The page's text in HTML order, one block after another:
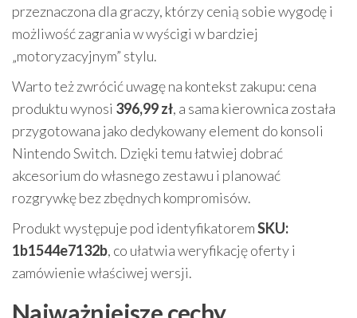
przeznaczona dla graczy, którzy cenią sobie wygodę i
możliwość zagrania w wyścigi w bardziej
„motoryzacyjnym” stylu.
Warto też zwrócić uwagę na kontekst zakupu: cena
produktu wynosi 396,99 zł, a sama kierownica została
przygotowana jako dedykowany element do konsoli
Nintendo Switch. Dzięki temu łatwiej dobrać
akcesorium do własnego zestawu i planować
rozgrywkę bez zbędnych kompromisów.
Produkt występuje pod identyfikatoremSKU:
1b1544e7132b, co ułatwia weryfikację oferty i
zamówienie właściwej wersji.